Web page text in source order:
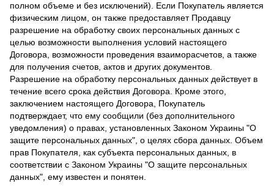
полном объеме и без исключений). Если Покупатель является
физическим лицом, он также предоставляет Продавцу
разрешение на обработку своих персональных данных с
целью возможности выполнения условий настоящего
Договора, возможности проведения взаиморасчетов, а также
для получения счетов, актов и других документов.
Разрешение на обработку персональных данных действует в
течение всего срока действия Договора. Кроме этого,
заключением настоящего Договора, Покупатель
подтверждает, что ему сообщили (без дополнительного
уведомления) о правах, установленных Законом Украины "О
защите персональных данных", о целях сбора данных. Объем
прав Покупателя, как субъекта персональных данных, в
соответствии с Законом Украины "О защите персональных
данных", ему известен и понятен.